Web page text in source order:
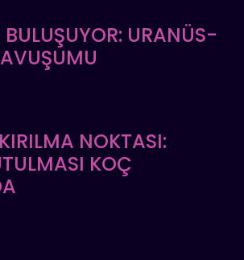
URANÜS-
NOKTASI:
KOÇ